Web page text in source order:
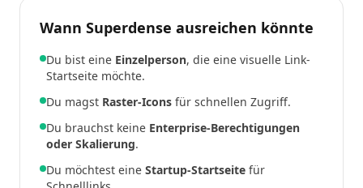
Wann Superdense ausreichen könnte
Du bist eine Einzelperson, die eine visuelle Link-
Startseite möchte.
Du magst Raster-Icons für schnellen Zugriff.
Du brauchst keine Enterprise-Berechtigungen
oder Skalierung.
Du möchtest eine Startup-Startseite für